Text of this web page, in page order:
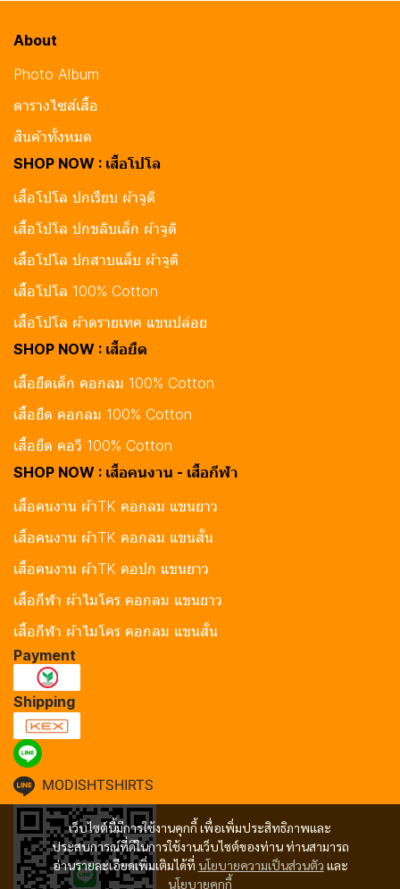
เว็บไซต์นี้มีการใช้งานคุกกี้ เพื่อเพิ่มประสิทธิภาพและ
ประสบการณ์ที่ดีในการใช้งานเว็บไซต์ของท่าน ท่านสามารถ
อ่านรายละเอียดเพิ่มเติมได้ที่ นโยบายความเป็นส่วนตัว และ
นโยบายคุกกี้
About
Photo Album
ตารางไซส์เสื้อ
สินค้าทั้งหมด
SHOP NOW : เสื้อโปโล
เสื้อโปโล ปกเรียบ ผ้าจูติ
เสื้อโปโล ปกขลิบเล็ก ผ้าจูติ
เสื้อโปโล ปกสาบแล็บ ผ้าจูติ
เสื้อโปโล 100% Cotton
เสื้อโปโล ผ้าดรายเทค แขนปล่อย
SHOP NOW : เสื้อยืด
เสื้อยืดเด็ก คอกลม 100% Cotton
เสื้อยืด คอกลม 100% Cotton
เสื้อยืด คอวี 100% Cotton
SHOP NOW : เสื้อคนงาน - เสื้อกีฬา
เสื้อคนงาน ผ้าTK คอกลม แขนยาว
เสื้อคนงาน ผ้าTK คอกลม แขนสั้น
เสื้อคนงาน ผ้าTK คอปก แขนยาว
เสื้อกีฬา ผ้าไมโคร คอกลม แขนยาว
เสื้อกีฬา ผ้าไมโคร คอกลม แขนสั้น
Payment
Shipping
MODISHTSHIRTS